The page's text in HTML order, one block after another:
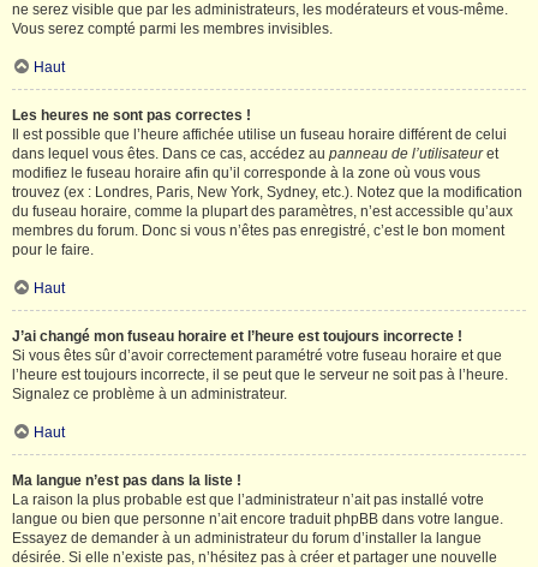
ne serez visible que par les administrateurs, les modérateurs et vous-même.
Vous serez compté parmi les membres invisibles.
Haut
Les heures ne sont pas correctes !
Il est possible que l’heure affichée utilise un fuseau horaire différent de celui
dans lequel vous êtes. Dans ce cas, accédez au panneau de l’utilisateuret
modifiez le fuseau horaire afin qu’il corresponde à la zone où vous vous
trouvez (ex : Londres, Paris, New York, Sydney, etc.). Notez que la modification
du fuseau horaire, comme la plupart des paramètres, n’est accessible qu’aux
membres du forum. Donc si vous n’êtes pas enregistré, c’est le bon moment
pour le faire.
Haut
J’ai changé mon fuseau horaire et l’heure est toujours incorrecte !
Si vous êtes sûr d’avoir correctement paramétré votre fuseau horaire et que
l’heure est toujours incorrecte, il se peut que le serveur ne soit pas à l’heure.
Signalez ce problème à un administrateur.
Haut
Ma langue n’est pas dans la liste !
La raison la plus probable est que l’administrateur n’ait pas installé votre
langue ou bien que personne n’ait encore traduit phpBB dans votre langue.
Essayez de demander à un administrateur du forum d’installer la langue
désirée. Si elle n’existe pas, n’hésitez pas à créer et partager une nouvelle